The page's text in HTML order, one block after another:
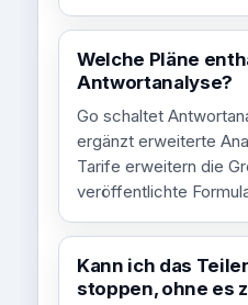
Welche Pläne
Antwortanalyse?
Go schaltet
ergänzt erweiterte
Tarife erweitern die
veröffentlichte
Kann ich das
stoppen, ohne es